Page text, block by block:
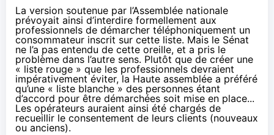
La version soutenue par l’Assemblée nationale
prévoyait ainsi d’interdire formellement aux
professionnels de démarcher téléphoniquement un
consommateur inscrit sur cette liste. Mais le Sénat
ne l’a pas entendu de cette oreille, et a pris le
problème dans l’autre sens. Plutôt que de créer une
« liste rouge » que les professionnels devraient
impérativement éviter, la Haute assemblée a préféré
qu’une « liste blanche » des personnes étant
d’accord pour être démarchées soit mise en place...
Les opérateurs auraient ainsi été chargés de
recueillir le consentement de leurs clients (nouveaux
ou anciens).